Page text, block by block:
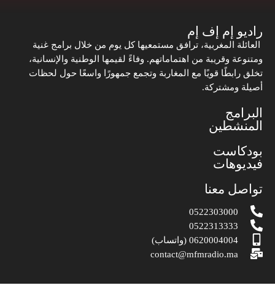
راديو إم إف إم
العائلة المغربية، ترافق مستمعيها كل يوم من خلال برامج غنية
ومتنوعة وقريبة من اهتماماتهم. وفاءً لقيمها الوطنية والإنسانية،
تخلق رابطًا قويًا مع المغاربة وتجمع جمهورًا واسعًا حول لحظات
أصيلة ومشتركة.
البرامج
المنشطين
بودكاست
فيديوهات
تواصل معنا
0522303000
0522313333
0620004004 (واتساب)
contact@mfmradio.ma